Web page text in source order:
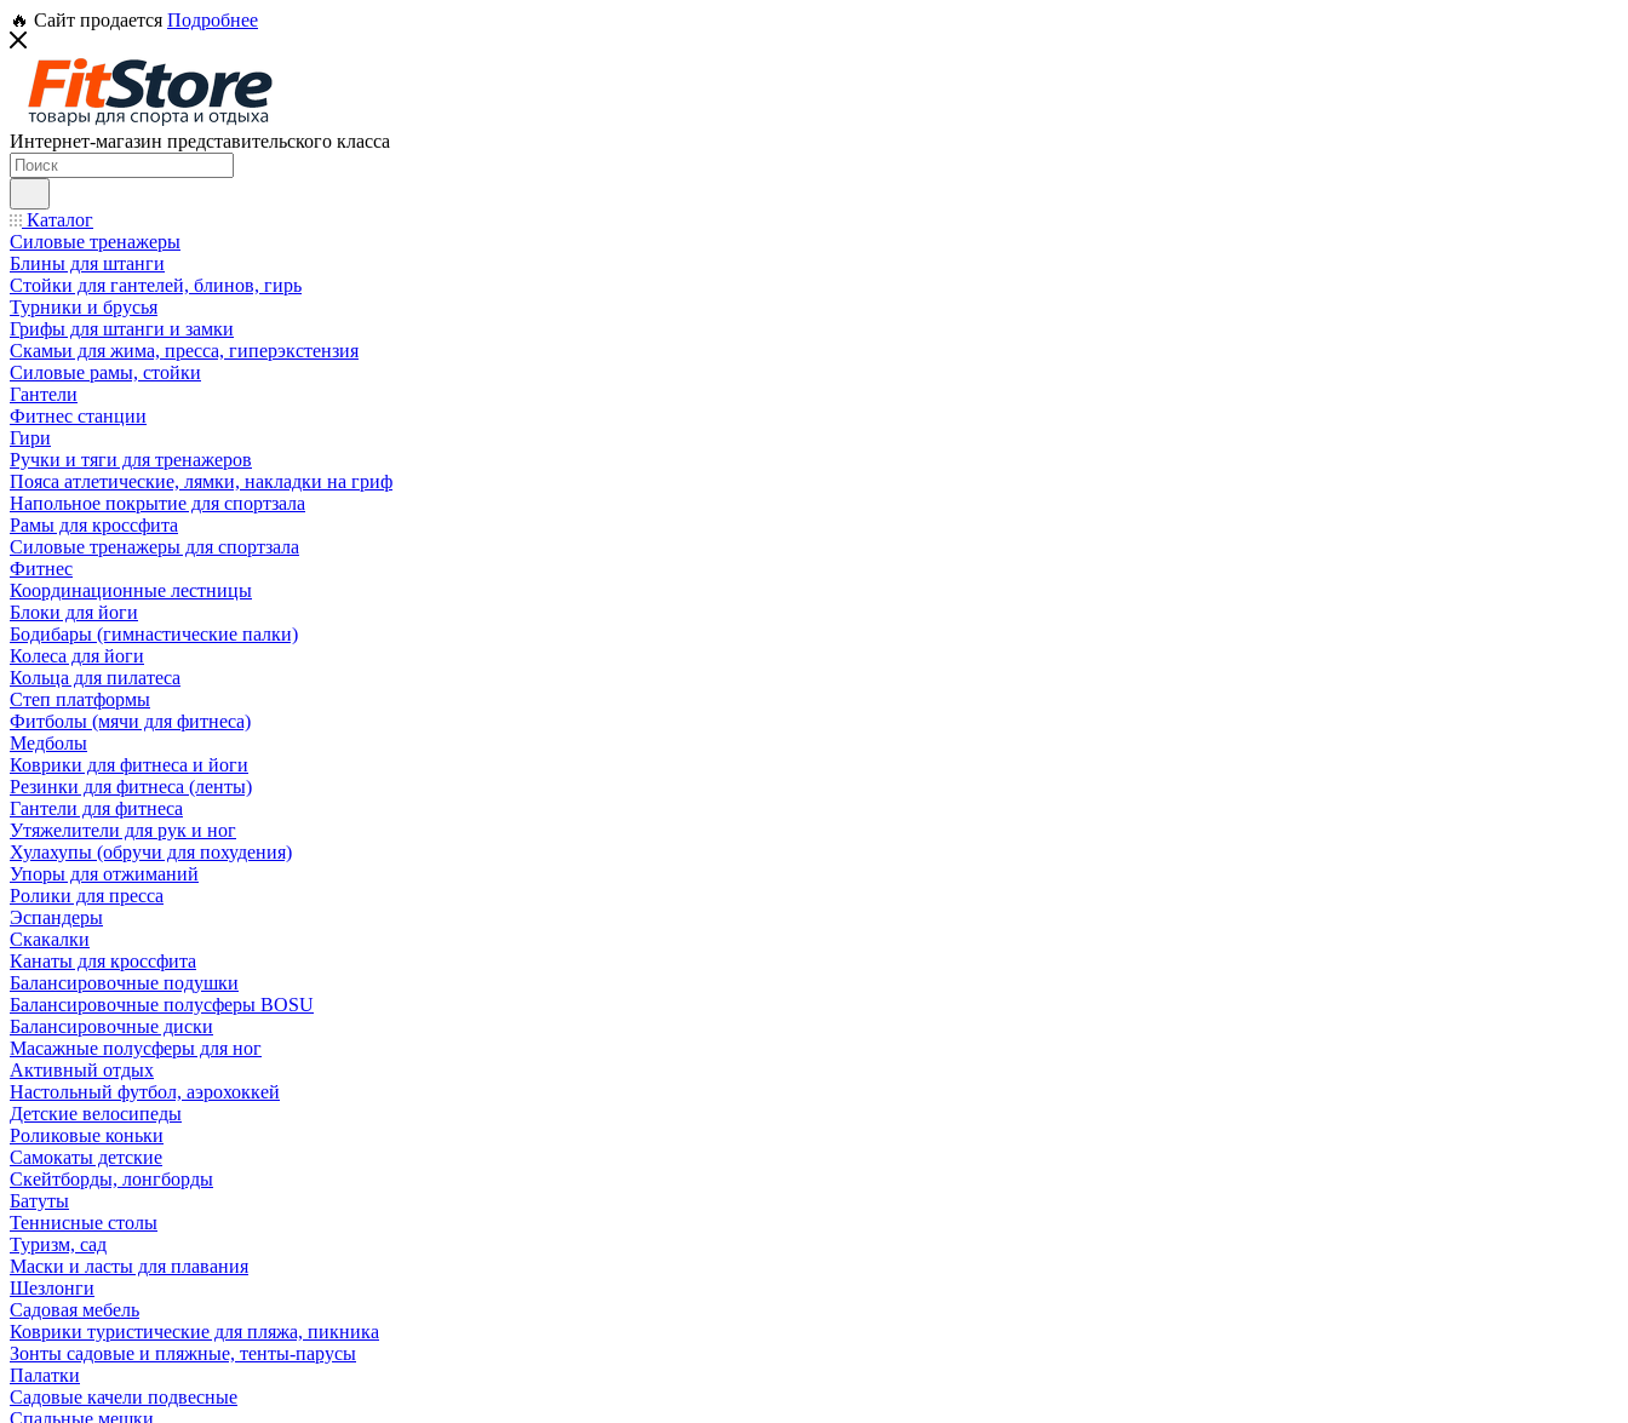
🔥 Сайт продается Подробнее
Интернет-магазин представительского класса
Каталог
Силовые тренажеры
Блины для штанги
Стойки для гантелей, блинов, гирь
Турники и брусья
Грифы для штанги и замки
Скамьи для жима, пресса, гиперэкстензия
Силовые рамы, стойки
Гантели
Фитнес станции
Гири
Ручки и тяги для тренажеров
Пояса атлетические, лямки, накладки на гриф
Напольное покрытие для спортзала
Рамы для кроссфита
Силовые тренажеры для спортзала
Фитнес
Координационные лестницы
Блоки для йоги
Бодибары (гимнастические палки)
Колеса для йоги
Кольца для пилатеса
Степ платформы
Фитболы (мячи для фитнеса)
Медболы
Коврики для фитнеса и йоги
Резинки для фитнеса (ленты)
Гантели для фитнеса
Утяжелители для рук и ног
Хулахупы (обручи для похудения)
Упоры для отжиманий
Ролики для пресса
Эспандеры
Скакалки
Канаты для кроссфита
Балансировочные подушки
Балансировочные полусферы BOSU
Балансировочные диски
Масажные полусферы для ног
Активный отдых
Настольный футбол, аэрохоккей
Детские велосипеды
Роликовые коньки
Самокаты детские
Скейтборды, лонгборды
Батуты
Теннисные столы
Туризм, сад
Маски и ласты для плавания
Шезлонги
Садовая мебель
Коврики туристические для пляжа, пикника
Зонты садовые и пляжные, тенты-парусы
Палатки
Садовые качели подвесные
Спальные мешки